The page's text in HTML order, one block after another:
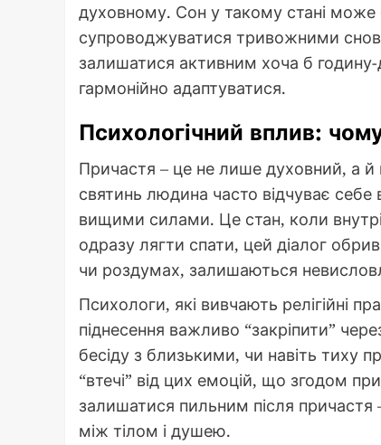
духовному. Сон у такому стані може
супроводжуватися тривожними
залишатися активним хоча б
гармонійно адаптуватися.
Психологічний вплив:
Причастя – це не лише духовний, а
святинь людина часто відчуває
вищими силами. Це стан, коли
одразу лягти спати, цей діалог
чи роздумах, залишаються
Психологи, які вивчають релігійні
піднесення важливо “закріпити”
бесіду з близькими, чи навіть тиху
“втечі” від цих емоцій, що згодом
залишатися пильним після причастя
між тілом і душею.